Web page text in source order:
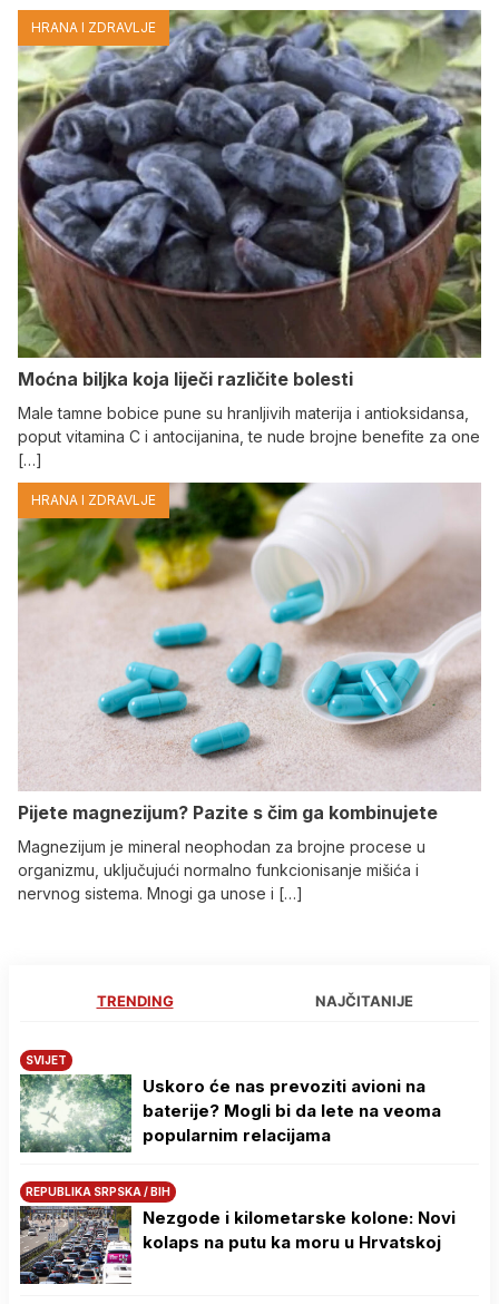
HRANA I ZDRAVLJE
Moćna biljka koja liječi različite bolesti
Male tamne bobice pune su hranljivih materija i antioksidansa,
poput vitamina C i antocijanina, te nude brojne benefite za one
[…]
HRANA I ZDRAVLJE
Pijete magnezijum? Pazite s čim ga kombinujete
Magnezijum je mineral neophodan za brojne procese u
organizmu, uključujući normalno funkcionisanje mišića i
nervnog sistema. Mnogi ga unose i […]
TRENDING NAJČITANIJE
SVIJET
Uskoro će nas prevoziti avioni na
baterije? Mogli bi da lete na veoma
popularnim relacijama
REPUBLIKA SRPSKA / BIH
Nezgode i kilometarske kolone: Novi
kolaps na putu ka moru u Hrvatskoj